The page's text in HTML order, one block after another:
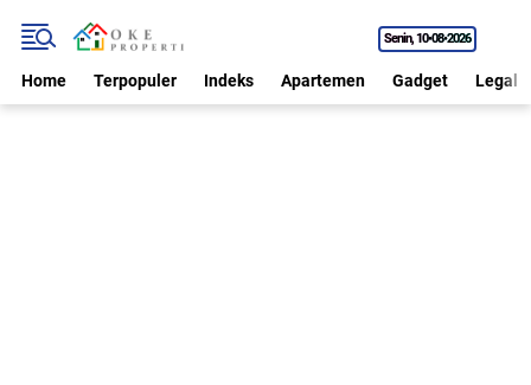
Senin 10•08•2026
Home Terpopuler Indeks Apartemen Gadget Legal